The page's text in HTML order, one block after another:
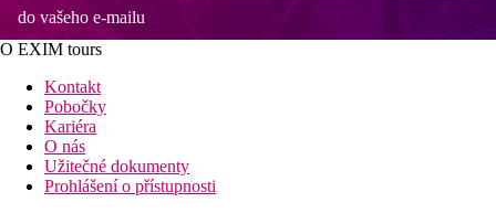
do vašeho e-mailu
O EXIM tours
Kontakt
Pobočky
Kariéra
O nás
Užitečné dokumenty
Prohlášení o přístupnosti